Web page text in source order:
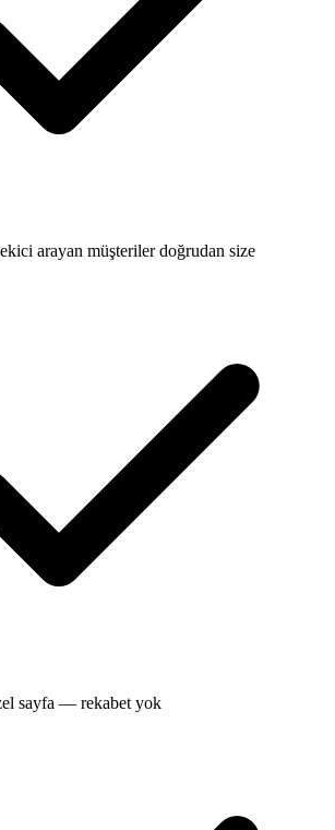
arayan müşteriler doğrudan size
sayfa — rekabet yok